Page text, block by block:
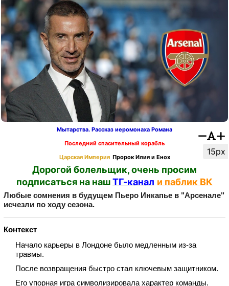
15px
Мытарства. Рассказ иеромонаха Романа
Последний спасительный корабль
Царская Империя Пророк Илия и Енох
Дорогой болельщик, очень просим
подписаться на нашТГ-канал и паблик ВК
Любые сомнения в будущем Пьеро Инкапье в "Арсенале"
исчезли по ходу сезона.
Контекст
Начало карьеры в Лондоне было медленным из‑за
травмы.
После возвращения быстро стал ключевым защитником.
Его упорная игра символизировала характер команды.